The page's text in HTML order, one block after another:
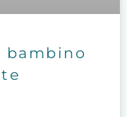
bambino